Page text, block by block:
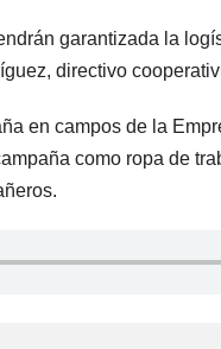
garantizada la
directivo
en campos de la
como ropa de